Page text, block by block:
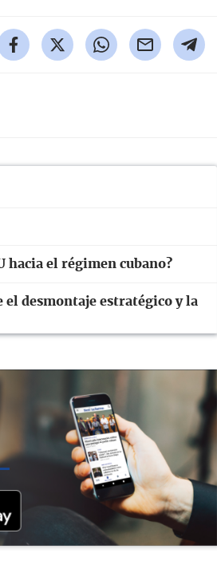
hacia el régimen cubano?
el desmontaje estratégico y la